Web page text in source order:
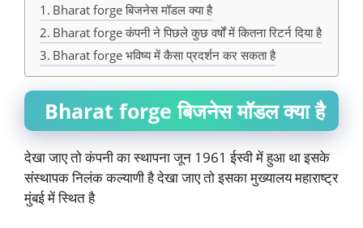
Bharat forge बिजनेस मॉडल क्या है
Bharat forge कंपनी ने पिछले कुछ वर्षों में कितना रिटर्न दिया है
Bharat forge भविष्य में कैसा प्रदर्शन कर सकता है
Bharat forge बिजनेस मॉडल क्या है
देखा जाए तो कंपनी का स्थापना जून 1961 ईस्वी में हुआ था इसके
संस्थापक निलंक कल्याणी है देखा जाए तो इसका मुख्यालय महाराष्ट्र
मुंबई में स्थित है